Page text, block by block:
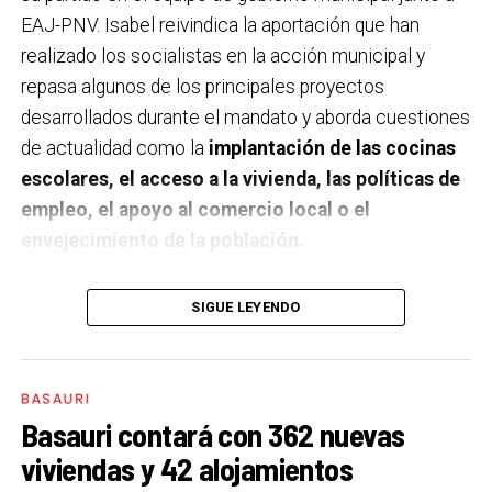
EAJ-PNV. Isabel reivindica la aportación que han
realizado los socialistas en la acción municipal y
repasa algunos de los principales proyectos
desarrollados durante el mandato y aborda cuestiones
de actualidad como la implantación de las cocinas
escolares, el acceso a la vivienda, las políticas de
empleo, el apoyo al comercio local o el
envejecimiento de la población.
A un año de acabar la legislatura, ¿qué balance
haces de la gestión del PSE en tus áreas dentro
del equipo de gobierno y qué proyectos
los gobiernos sirve para transformar y mejorar la vida
de las personas y, por eso, tan importante como la
SIGUE LEYENDO
BASAURI
Basauri contará con 362 nuevas
viviendas y 42 alojamientos